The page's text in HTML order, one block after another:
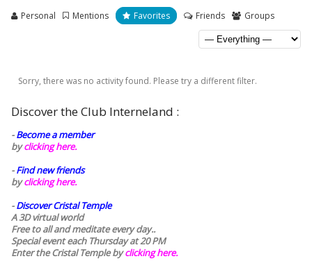
Personal Mentions Favorites Friends Groups
Sorry, there was no activity found. Please try a different filter.
Discover the Club Interneland :
-Become a member
byclicking here.
-Find new friends
byclicking here.
-Discover Cristal Temple
A 3D virtual world
Free to all and meditate every day..
Special event each Thursday at 20 PM
Enter the Cristal Temple byclicking here.